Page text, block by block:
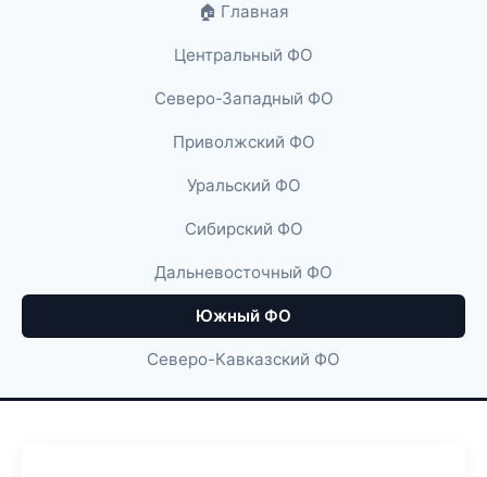
🏠 Главная
Центральный ФО
Северо-Западный ФО
Приволжский ФО
Уральский ФО
Сибирский ФО
Дальневосточный ФО
Южный ФО
Северо-Кавказский ФО